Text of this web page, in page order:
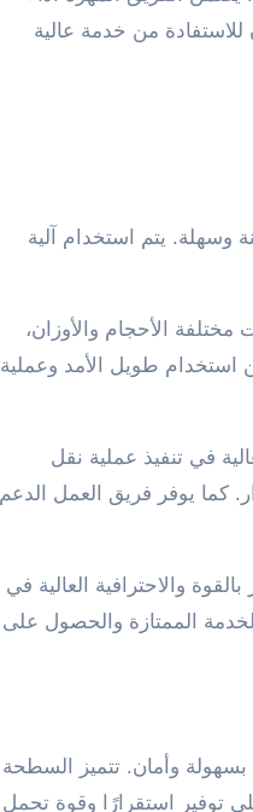
من خدمة عالية
وسهلة. يتم استخدام آلية
الأحجام والأوزان،
استخدام طويل الأمد وعملية
في تنفيذ عملية نقل
كما يوفر فريق العمل الدعم
والاحترافية العالية في
الممتازة والحصول على
بسهولة وأمان. تتميز السطحة
توفير استقرارًا وقوة تحمل